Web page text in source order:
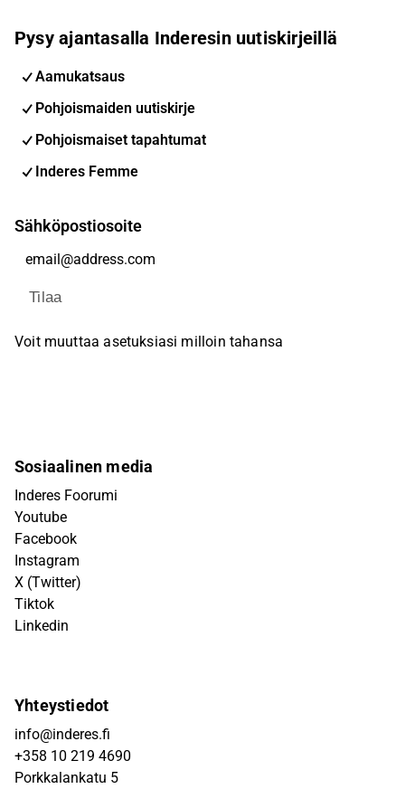
Pysy ajantasalla Inderesin uutiskirjeillä
Aamukatsaus
Pohjoismaiden uutiskirje
Pohjoismaiset tapahtumat
Inderes Femme
Sähköpostiosoite
Tilaa
Voit muuttaa asetuksiasi milloin tahansa
Sosiaalinen media
Inderes Foorumi
Youtube
Facebook
Instagram
X (Twitter)
Tiktok
Linkedin
Yhteystiedot
info@inderes.fi
+358 10 219 4690
Porkkalankatu 5